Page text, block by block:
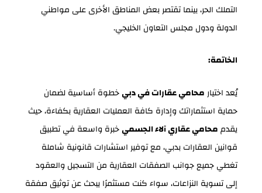
التملك الحر، بينما تقتصر بعض المناطق الأخرى على مواطني
الدولة ودول مجلس التعاون الخليجي.
الخاتمة:
يُعد اختيارمحامي عقارات في دبيخطوة أساسية لضمان
حماية استثماراتك وإدارة كافة العمليات العقارية بكفاءة، حيث
يقدممحامي عقاري آلاء الجسميخبرة واسعة في تطبيق
قوانين العقارات بدبي، مع توفير استشارات قانونية شاملة
تغطي جميع جوانب الصفقات العقارية من التسجيل والعقود
إلى تسوية النزاعات، سواء كنت مستثمرًا يبحث عن توثيق صفقة